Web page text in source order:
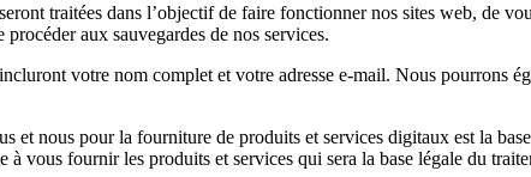
traitées dans l’objectif de faire fonctionner nos sites web, de
aux sauvegardes de nos services.
votre nom complet et votre adresse e-mail. Nous pourrons
et nous pour la fourniture de produits et services digitaux est la
à vous fournir les produits et services qui sera la base légale du